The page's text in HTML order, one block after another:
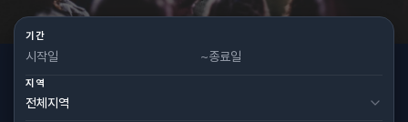
기간
~
지역